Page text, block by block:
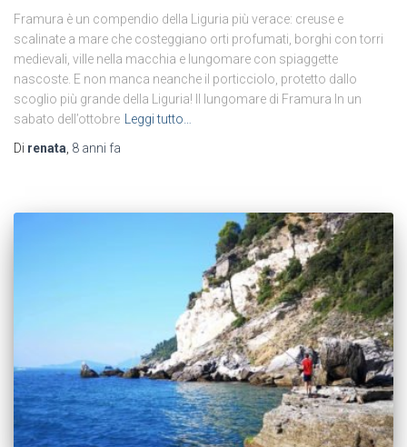
Framura è un compendio della Liguria più verace: creuse e
scalinate a mare che costeggiano orti profumati, borghi con torri
medievali, ville nella macchia e lungomare con spiaggette
nascoste. E non manca neanche il porticciolo, protetto dallo
scoglio più grande della Liguria! Il lungomare di Framura In un
sabato dell’ottobre
Leggi tutto…
Di renata 8 anni fa